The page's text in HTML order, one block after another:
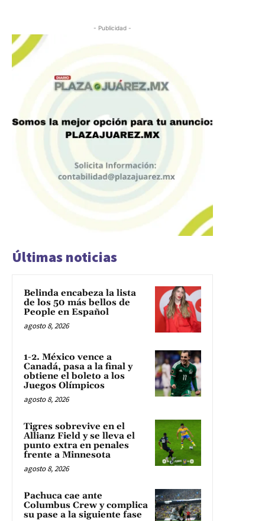
- Publicidad -
Últimas noticias
Belinda encabeza la lista
de los 50 más bellos de
People en Español
agosto 8, 2026
1-2. México vence a
Canadá, pasa a la final y
obtiene el boleto a los
Juegos Olímpicos
agosto 8, 2026
Tigres sobrevive en el
Allianz Field y se lleva el
punto extra en penales
frente a Minnesota
agosto 8, 2026
Pachuca cae ante
Columbus Crew y complica
su pase a la siguiente fase